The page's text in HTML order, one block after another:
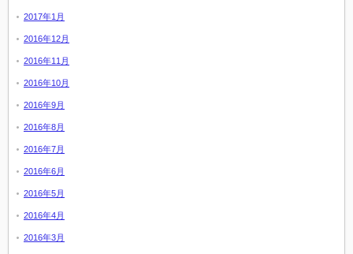
2017年1月
2016年12月
2016年11月
2016年10月
2016年9月
2016年8月
2016年7月
2016年6月
2016年5月
2016年4月
2016年3月